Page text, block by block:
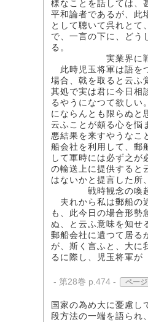
様なことを話しては、
平和論者であるが、此
として聴いて呉れとて
で、一言の下に、どう
る。
実業界に戦
此時児玉将軍は語を
場合、戟を取ると云ふ
其処で実は君に今日
るやうになつて欲しい
にならんとも限らぬと
云ふことが頗る心を悩
悪結果を来すやうなこ
船会社を利用して、郵
して軍時には必ず之
の輸送上に提供すると
はないかと提言した所
戦時観念の喚
夫れから私は郵船の
も、此今日の場合形勢
ぬ、と云ふ意味を知せ
郵船会社に遺つて居る
が、斯く言ふと、大に
るに際し、児玉将軍が
- 第28巻 p.474 - ペー
国家の為め大に憂慮
段方法の一端を語られ